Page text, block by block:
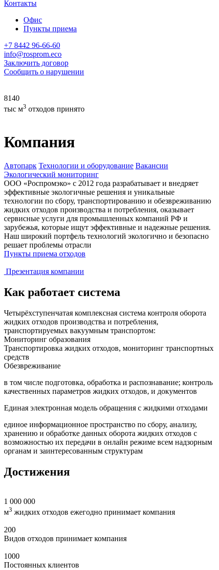
Контакты
Офис
Пункты приема
+7 8442 96-66-60
info@rosprom.eco
Заключить договор
Сообщить о нарушении
8140
тыс м3 отходов принято
Компания
Автопарк Технологии и оборудование Вакансии
Экологический мониторинг
ООО «Роспромэко» с 2012 года разрабатывает и внедряет
эффективные экологичные решения и уникальные
технологии по сбору, транспортированию и обезвреживанию
жидких отходов производства и потребления, оказывает
сервисные услуги для промышленных компаний РФ и
зарубежья, которые ищут эффективные и надежные решения.
Наш широкий портфель технологий экологично и безопасно
решает проблемы отрасли
Пункты приема отходов
Презентация компании
Как работает система
Четырёхступенчатая комплексная система контроля оборота
жидких отходов производства и потребления,
транспортируемых вакуумным транспортом:
Мониторинг образования
Транспортировка жидких отходов, мониторинг транспортных
средств
Обезвреживание
в том числе подготовка, обработка и распознавание; контроль
качественных параметров жидких отходов, и документов
Единая электронная модель обращения с жидкими отходами
единое информационное пространство по сбору, анализу,
хранению и обработке данных оборота жидких отходов с
возможностью их передачи в онлайн режиме всем надзорным
органам и заинтересованным структурам
Достижения
1 000 000
м3 жидких отходов ежегодно принимает компания
200
Видов отходов принимает компания
1000
Постоянных клиентов